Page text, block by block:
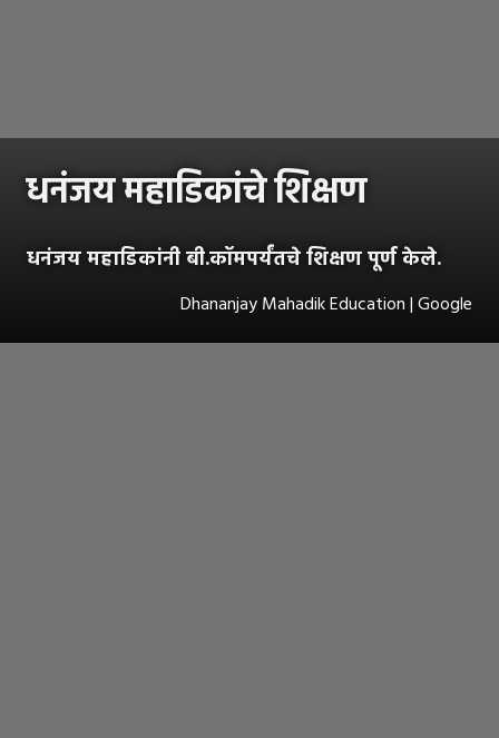
धनंजय महाडिकांचे शिक्षण
धनंजय महाडिकांनी बी.कॉमपर्यंतचे शिक्षण पूर्ण केले.
Dhananjay Mahadik Education | Google